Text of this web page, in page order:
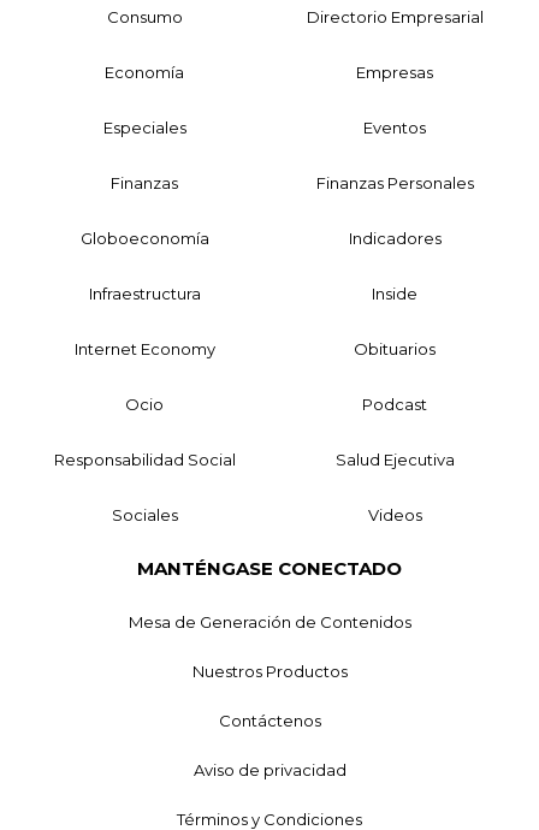
Consumo Directorio Empresarial
Economía Empresas
Especiales Eventos
Finanzas Finanzas Personales
Globoeconomía Indicadores
Infraestructura Inside
Internet Economy Obituarios
Ocio Podcast
Responsabilidad Social Salud Ejecutiva
Sociales Videos
MANTÉNGASE CONECTADO
Mesa de Generación de Contenidos
Nuestros Productos
Contáctenos
Aviso de privacidad
Términos y Condiciones